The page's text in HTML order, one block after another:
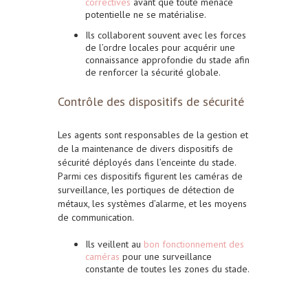
potentielle ne se matérialise.
Ils collaborent souvent avec les forces
de l’ordre locales pour acquérir une
connaissance approfondie du stade afin
de renforcer la sécurité globale.
Contrôle des dispositifs de sécurité
Les agents sont responsables de la gestion et
de la maintenance de divers dispositifs de
sécurité déployés dans l’enceinte du stade.
Parmi ces dispositifs figurent les caméras de
surveillance, les portiques de détection de
métaux, les systèmes d’alarme, et les moyens
de communication.
Ils veillent au bon fonctionnement des
caméras pour une surveillance
constante de toutes les zones du stade.